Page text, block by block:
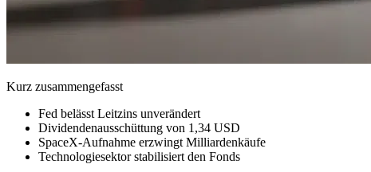
Kurz zusammengefasst
Fed belässt Leitzins unverändert
Dividendenausschüttung von 1,34 USD
SpaceX-Aufnahme erzwingt Milliardenkäufe
Technologiesektor stabilisiert den Fonds